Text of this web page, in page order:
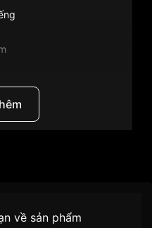
không gỉ
mới về
tiện lợi –
về sản phẩm